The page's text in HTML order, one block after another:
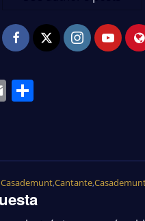
Email
,Cantante,